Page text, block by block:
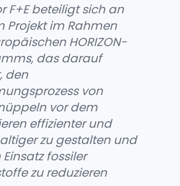
F+E beteiligt sich an
Projekt im Rahmen
HORIZON-
das darauf
den
von
vor dem
effizienter und
zu gestalten und
fossiler
zu reduzieren